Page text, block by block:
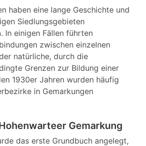
haben eine lange Geschichte und
Siedlungsgebieten
In einigen Fällen führten
zwischen einzelnen
natürliche, durch die
Grenzen zur Bildung einer
1930er Jahren wurden häufig
in Gemarkungen
Gemarkung
das erste Grundbuch angelegt,